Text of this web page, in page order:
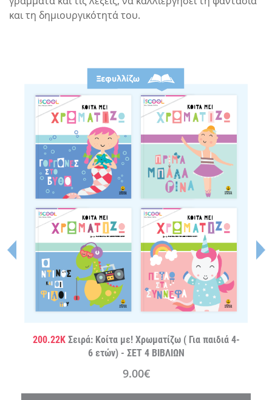
και τη δημιουργικότητά του.
200.22KΣειρά: Κοίτα με! Χρωματίζω ( Για παιδιά 4-
6 ετών) - ΣΕΤ 4 ΒΙΒΛΙΩΝ
9.00€